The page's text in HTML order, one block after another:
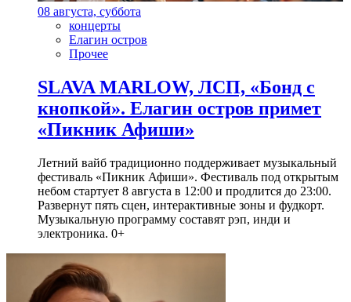
08 августа, суббота
концерты
Елагин остров
Прочее
SLAVA MARLOW, ЛСП, «Бонд с
кнопкой». Елагин остров примет
«Пикник Афиши»
Летний вайб традиционно поддерживает музыкальный
фестиваль «Пикник Афиши». Фестиваль под открытым
небом стартует 8 августа в 12:00 и продлится до 23:00.
Развернут пять сцен, интерактивные зоны и фудкорт.
Музыкальную программу составят рэп, инди и
электроника. 0+